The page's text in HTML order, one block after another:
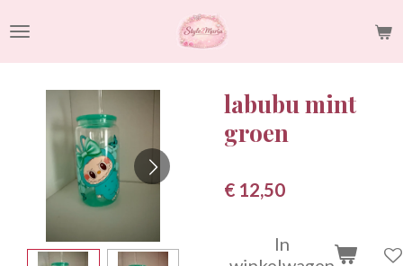
direct
naar
labubu mint
groen
€ 12,50
In